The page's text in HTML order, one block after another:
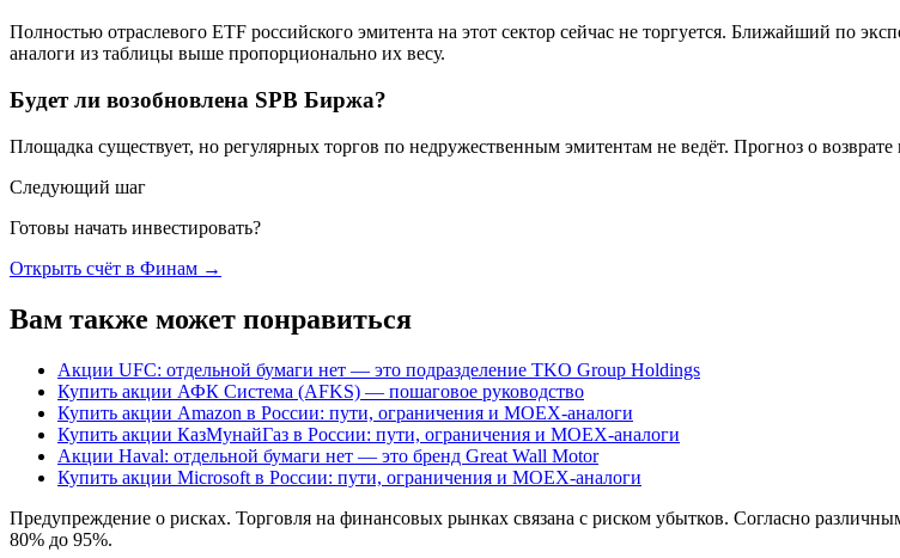
Полностью отраслевого ETF российского эмитента на этот сектор сейчас не торгуется. Ближайший
аналоги из таблицы выше пропорционально их весу.
Будет ли возобновлена SPB Биржа?
Площадка существует, но регулярных торгов по недружественным эмитентам не ведёт. Прогноз о
Следующий шаг
Готовы начать инвестировать?
Открыть счёт в Финам →
Вам также может понравиться
Акции UFC: отдельной бумаги нет — это подразделение TKO Group Holdings
Купить акции АФК Система (AFKS) — пошаговое руководство
Купить акции Amazon в России: пути, ограничения и MOEX-аналоги
Купить акции КазМунайГаз в России: пути, ограничения и MOEX-аналоги
Акции Haval: отдельной бумаги нет — это бренд Great Wall Motor
Купить акции Microsoft в России: пути, ограничения и MOEX-аналоги
Предупреждение о рисках. Торговля на финансовых рынках связана с риском убытков. Согласно
80% до 95%.